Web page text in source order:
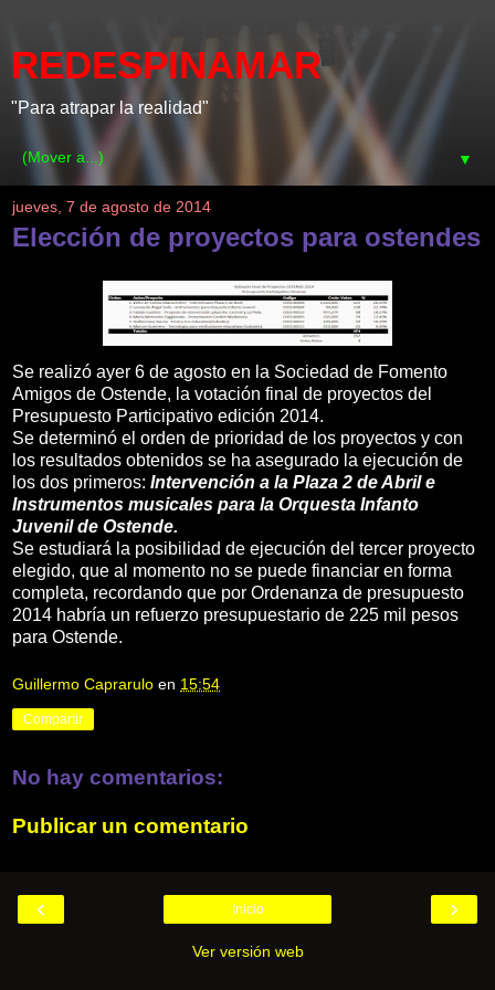
REDESPINAMAR
"Para atrapar la realidad"
▼
jueves, 7 de agosto de 2014
Elección de proyectos para ostendes
Se realizó ayer 6 de agosto en la Sociedad de Fomento
Amigos de Ostende, la votación final de proyectos del
Presupuesto Participativo edición 2014.
Se determinó el orden de prioridad de los proyectos y con
los resultados obtenidos se ha asegurado la ejecución de
los dos primeros: Intervención a la Plaza 2 de Abril e
Instrumentos musicales para la Orquesta Infanto
Juvenil de Ostende.
Se estudiará la posibilidad de ejecución del tercer proyecto
elegido, que al momento no se puede financiar en forma
completa, recordando que por Ordenanza de presupuesto
2014 habría un refuerzo presupuestario de 225 mil pesos
para Ostende.
Guillermo Caprarulo en 15:54
Compartir
No hay comentarios:
Publicar un comentario
‹ ›
Inicio
Ver versión web